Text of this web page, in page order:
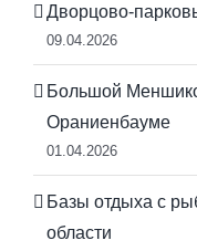
Дворцово-
09.04.2026
Большой
Ораниенбауме
01.04.2026
Базы отдыха с
области